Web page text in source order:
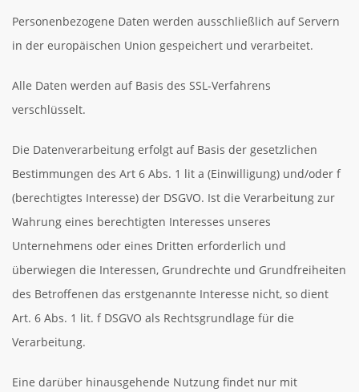
Personenbezogene Daten werden ausschließlich auf Servern
in der europäischen Union gespeichert und verarbeitet.
Alle Daten werden auf Basis des SSL-Verfahrens
verschlüsselt.
Die Datenverarbeitung erfolgt auf Basis der gesetzlichen
Bestimmungen des Art 6 Abs. 1 lit a (Einwilligung) und/oder f
(berechtigtes Interesse) der DSGVO. Ist die Verarbeitung zur
Wahrung eines berechtigten Interesses unseres
Unternehmens oder eines Dritten erforderlich und
überwiegen die Interessen, Grundrechte und Grundfreiheiten
des Betroffenen das erstgenannte Interesse nicht, so dient
Art. 6 Abs. 1 lit. f DSGVO als Rechtsgrundlage für die
Verarbeitung.
Eine darüber hinausgehende Nutzung findet nur mit